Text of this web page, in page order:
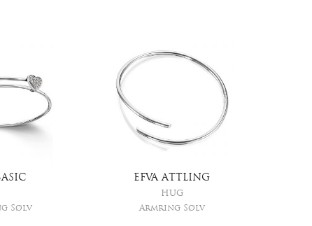
Sølv
EFVA ATTLING
HUG
Armring Sølv